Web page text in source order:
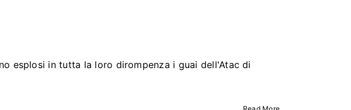
esplosi in tutta la loro dirompenza i guai dell'Atac di